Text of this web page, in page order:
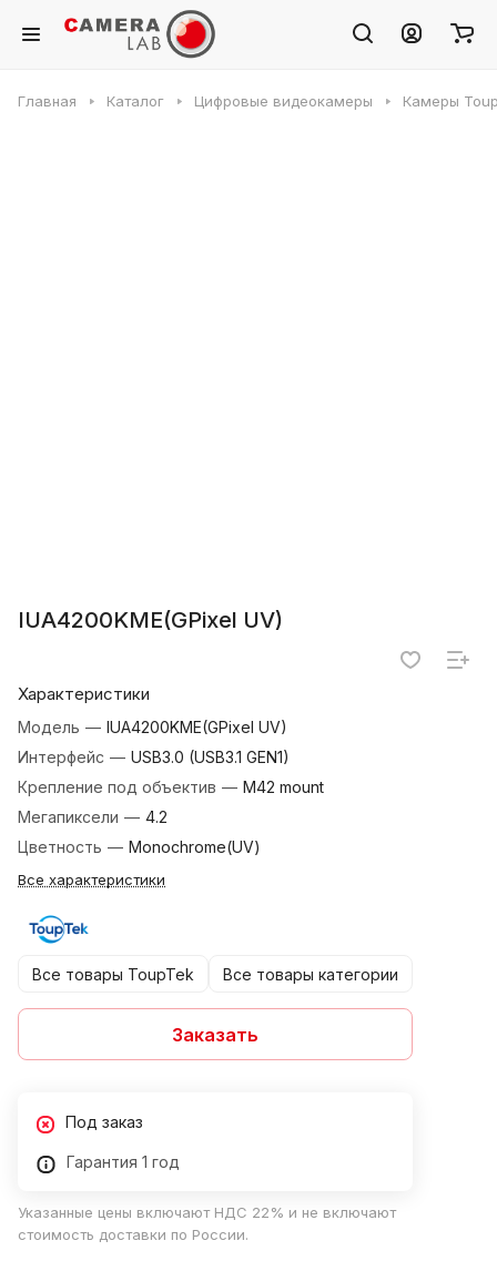
Главная Каталог Цифровые видеокамеры Камеры
IUA4200KME(GPixel UV)
Характеристики
Модель — IUA4200KME(GPixel UV)
Интерфейс — USB3.0 (USB3.1 GEN1)
Крепление под объектив — M42 mount
Мегапиксели — 4.2
Цветность — Monochrome(UV)
Все характеристики
Все товары ToupTek Все товары категории
Заказать
Под заказ
Гарантия 1 год
Указанные цены включают НДС 22% и не включают
стоимость доставки по России.